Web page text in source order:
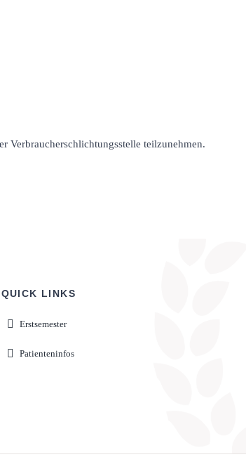
Verbraucherschlichtungsstelle teilzunehmen.
QUICK LINKS
Erstsemester
Patienteninfos